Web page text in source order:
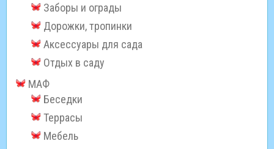
Заборы и ограды
Дорожки, тропинки
Аксессуары для сада
Отдых в саду
МАФ
Беседки
Террасы
Мебель